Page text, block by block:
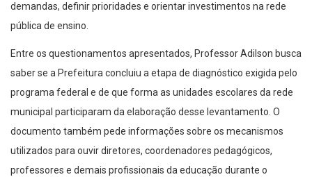
demandas, definir prioridades e orientar investimentos na rede
pública de ensino.
Entre os questionamentos apresentados, Professor Adilson busca
saber se a Prefeitura concluiu a etapa de diagnóstico exigida pelo
programa federal e de que forma as unidades escolares da rede
municipal participaram da elaboração desse levantamento. O
documento também pede informações sobre os mecanismos
utilizados para ouvir diretores, coordenadores pedagógicos,
professores e demais profissionais da educação durante o